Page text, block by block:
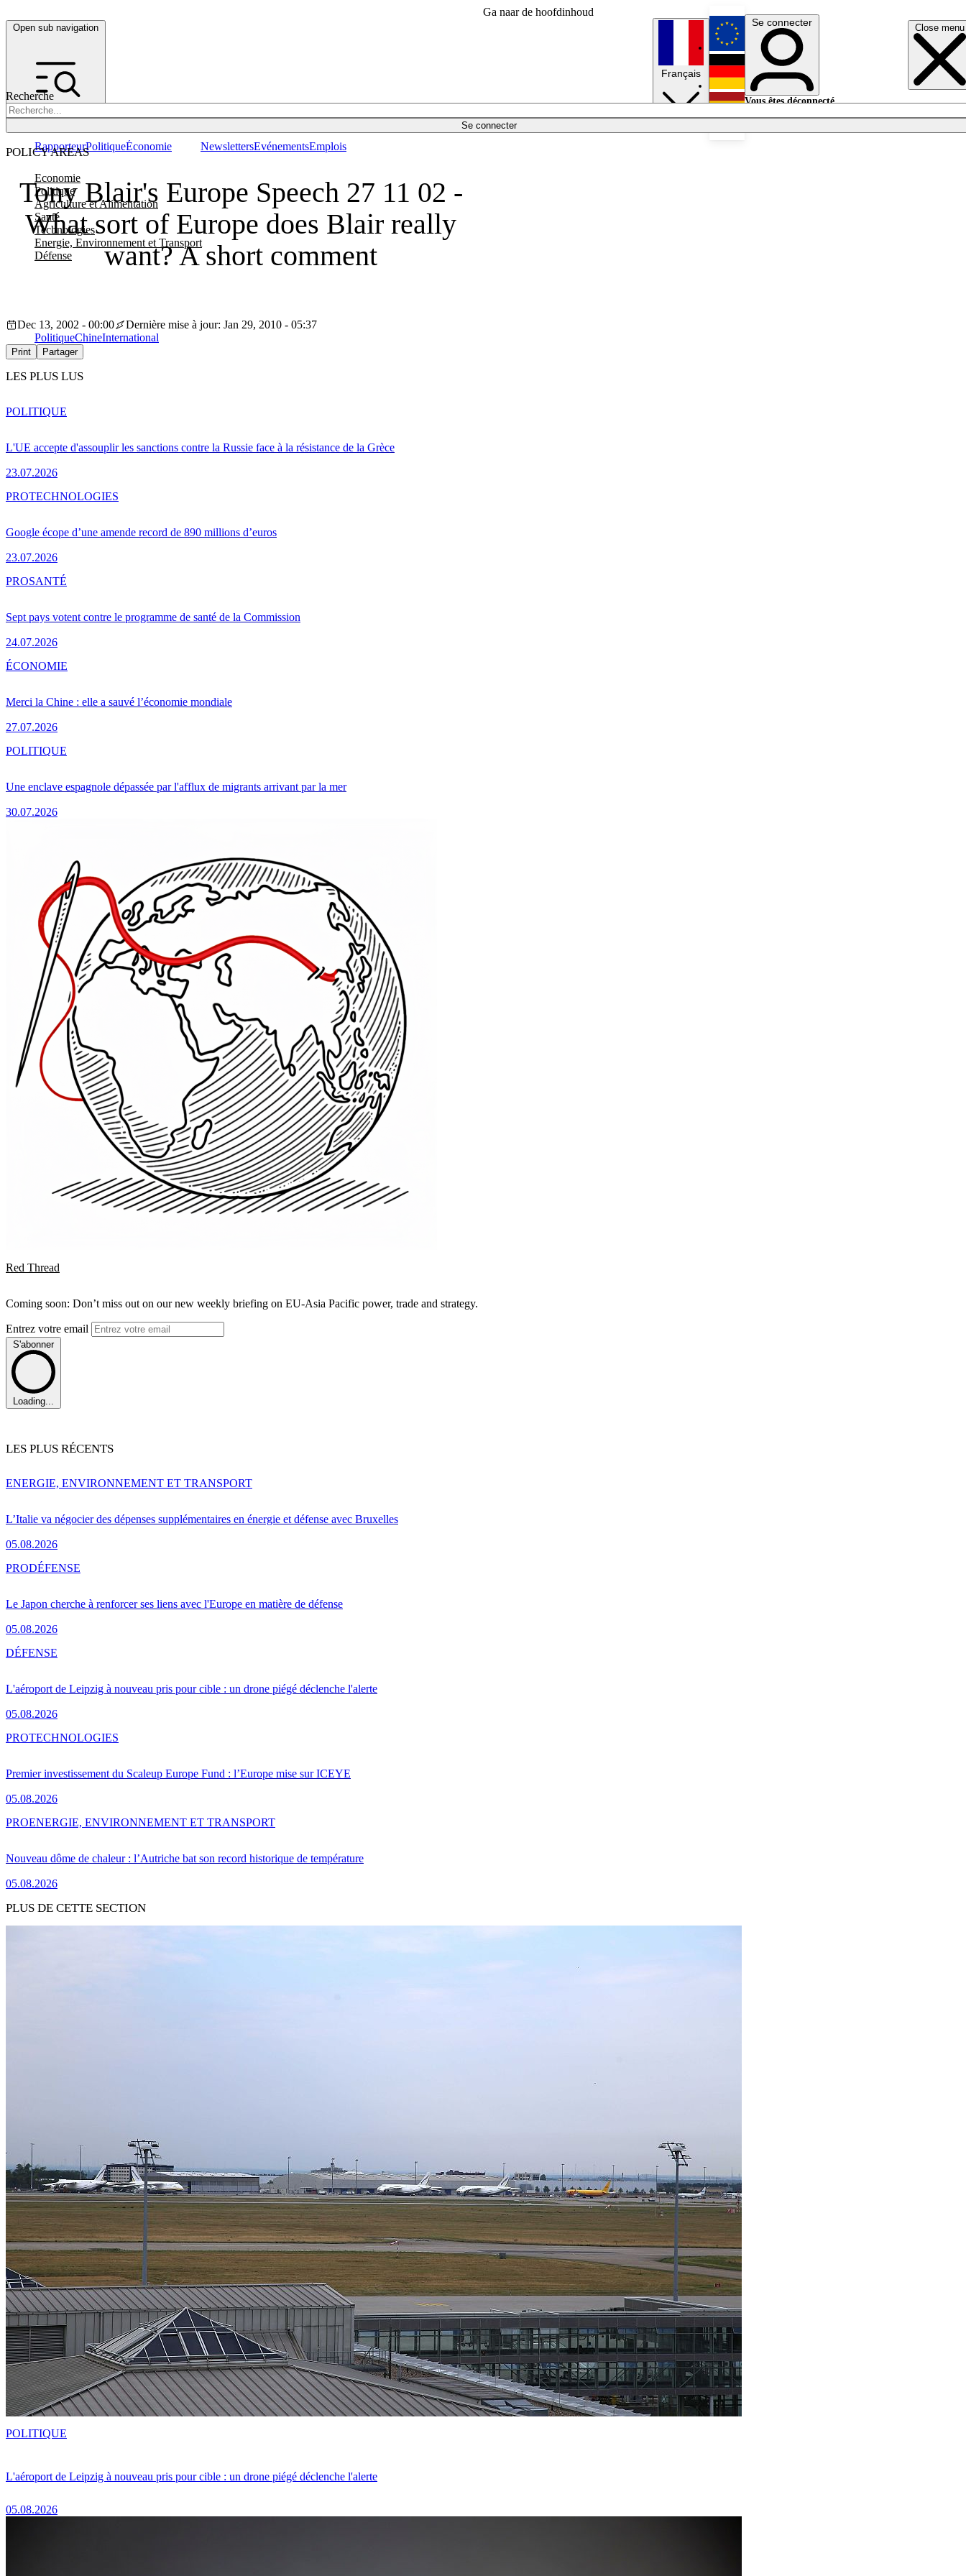
Ga naar de hoofdinhoud
Open sub navigation Close menu
Recherche
Se connecter
POLICY AREAS
Economie
Politique
Agriculture et Alimentation
Santé
Technologies
Energie, Environnement et Transport
Défense
RapporteurPolitiqueÉconomie NewslettersEvénementsEmplois
Français
English
Deutsch
Se connecter
Vous êtes déconnecté.
Tony Blair's Europe Speech 27 11 02 -
What sort of Europe does Blair really
want? A short comment
Dec 13, 2002 - 00:00
Dernière mise à jour: Jan 29, 2010 - 05:37
PolitiqueChineInternational
Print Partager
LES PLUS LUS
L'UE accepte d'assouplir les sanctions contre la Russie face à la résistance de la Grèce
23.07.2026
POLITIQUE
Google écope d’une amende record de 890 millions d’euros
23.07.2026
PROTECHNOLOGIES
Sept pays votent contre le programme de santé de la Commission
24.07.2026
PROSANTÉ
Merci la Chine : elle a sauvé l’économie mondiale
27.07.2026
ÉCONOMIE
Une enclave espagnole dépassée par l'afflux de migrants arrivant par la mer
30.07.2026
POLITIQUE
Red Thread
Coming soon: Don’t miss out on our new weekly briefing on EU-Asia Pacific power, trade and strategy.
Entrez votre email
S'abonner
Loading...
LES PLUS RÉCENTS
L’Italie va négocier des dépenses supplémentaires en énergie et défense avec Bruxelles
05.08.2026
ENERGIE, ENVIRONNEMENT ET TRANSPORT
Le Japon cherche à renforcer ses liens avec l'Europe en matière de défense
05.08.2026
PRODÉFENSE
L'aéroport de Leipzig à nouveau pris pour cible : un drone piégé déclenche l'alerte
05.08.2026
DÉFENSE
Premier investissement du Scaleup Europe Fund : l’Europe mise sur ICEYE
05.08.2026
PROTECHNOLOGIES
Nouveau dôme de chaleur : l’Autriche bat son record historique de température
05.08.2026
PROENERGIE, ENVIRONNEMENT ET TRANSPORT
PLUS DE CETTE SECTION
L'aéroport de Leipzig à nouveau pris pour cible : un drone piégé déclenche l'alerte
05.08.2026
POLITIQUE